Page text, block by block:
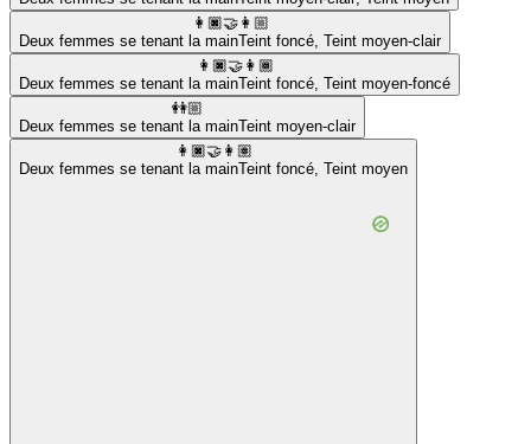
👩🏿‍🤝‍👩🏼
Deux femmes se tenant la mainTeint foncé Teint moyen-clair
👩🏿‍🤝‍👩🏾
Deux femmes se tenant la mainTeint foncé Teint moyen-foncé
👭🏼
Deux femmes se tenant la mainTeint moyen-clair
👩🏿‍🤝‍👩🏽
Deux femmes se tenant la mainTeint foncé Teint moyen